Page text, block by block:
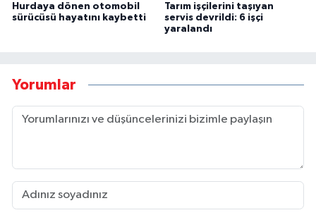
Hurdaya dönen otomobil
sürücüsü hayatını kaybetti
Tarım işçilerini taşıyan
servis devrildi: 6 işçi
yaralandı
Yorumlar